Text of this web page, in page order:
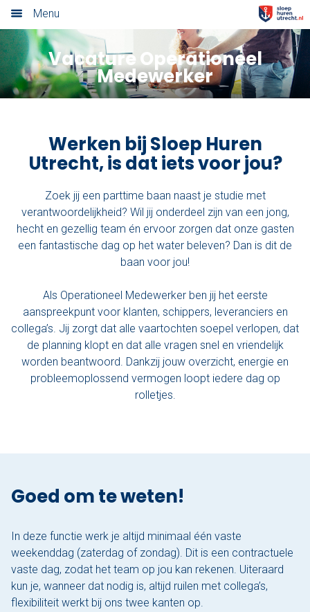
Menu
Home
Nieuwsoverzicht
Rondvaart met schipper
Opstaplocaties
Zelf varen in elektrosloep
Cateringmenu
Varen & Borrel
Varen & Tapas
Varen & Lunch
Contact
Werken bij Sloep Huren Utrecht
Nu aanvragen
Vacature Operationeel
Medewerker
Werken bij Sloep Huren
Utrecht, is dat iets voor jou?
Zoek jij een parttime baan naast je studie met
verantwoordelijkheid? Wil jij onderdeel zijn van een jong,
hecht en gezellig team én ervoor zorgen dat onze gasten
een fantastische dag op het water beleven? Dan is dit de
baan voor jou!
Als Operationeel Medewerker ben jij het eerste
aanspreekpunt voor klanten, schippers, leveranciers en
collega’s. Jij zorgt dat alle vaartochten soepel verlopen, dat
de planning klopt en dat alle vragen snel en vriendelijk
worden beantwoord. Dankzij jouw overzicht, energie en
probleemoplossend vermogen loopt iedere dag op
rolletjes.
Goed om te weten!
In deze functie werk je altijd minimaal één vaste
weekenddag (zaterdag of zondag). Dit is een contractuele
vaste dag, zodat het team op jou kan rekenen. Uiteraard
kun je, wanneer dat nodig is, altijd ruilen met collega’s,
flexibiliteit werkt bij ons twee kanten op.